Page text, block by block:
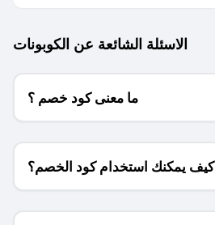
الاسئلة الشائعة عن الكوبونات
ما معنى كود خصم ؟
كيف يمكنك استخدام كود الخصم؟